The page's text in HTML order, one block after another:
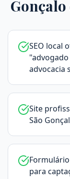
Gonçalo
SEO local
advocacia
Site
São
para